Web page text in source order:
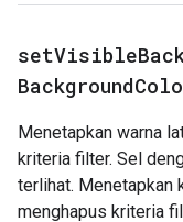
Background
Menetapkan warna
kriteria filter. Sel
terlihat. Menetapkan
menghapus kriteria